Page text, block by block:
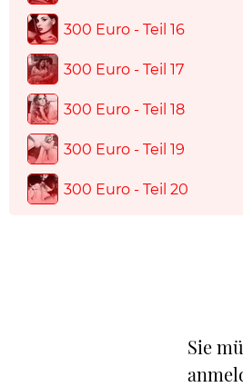
300 Euro - Teil 16
300 Euro - Teil 17
300 Euro - Teil 18
300 Euro - Teil 19
300 Euro - Teil 20
Sie